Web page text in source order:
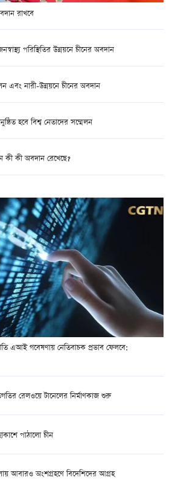
রাখবে
পরিস্থিতির উন্নয়নে চীনের অবদান
এবং নারী-উন্নয়নে চীনের অবদান
হবে বিশ্ব নেতাদের সম্মেলন
কী কী অবদান রেখেছে?
এআই গবেষণায় নেতিবাচক প্রভাব ফেলবে:
রেলওয়ে টানেলের নির্মাণকাজ শুরু
পাঠালো চীন
আবারও অংশগ্রহণে বিদেশিদের আগ্রহ